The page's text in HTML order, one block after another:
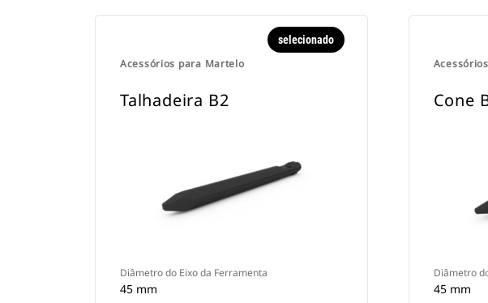
Acessórios para Martelo
selecionado
Talhadeira B2
Diâmetro do Eixo da Ferramenta
45 mm
Cone
Diâmetro
45 mm